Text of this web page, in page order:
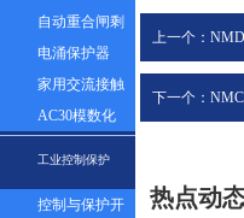
型断路器
自动重合闸剩
余电流塑壳断
路器
电涌保护器
家用交流接触
器
AC30模数化
工业控制保护
控制与保护开
上一个：
下一个：
热点动